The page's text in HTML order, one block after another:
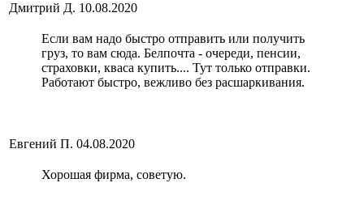
Дмитрий Д. 10.08.2020
Если вам надо быстро отправить или получить
груз, то вам сюда. Белпочта - очереди, пенсии,
страховки, кваса купить.... Тут только отправки.
Работают быстро, вежливо без расшаркивания.
Евгений П. 04.08.2020
Хорошая фирма, советую.